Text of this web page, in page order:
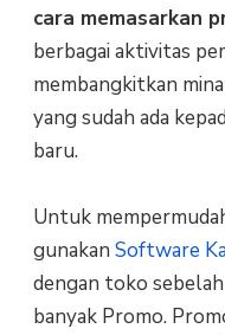
cara memasarkan
berbagai aktivitas
membangkitkan
yang sudah ada
baru.
Untuk
gunakan Software
dengan toko
banyak Promo.